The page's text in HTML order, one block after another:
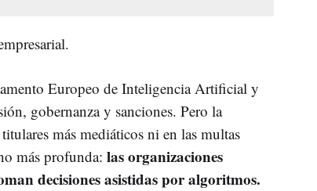
Europeo de Inteligencia Artificial y
gobernanza y sanciones. Pero la
más mediáticos ni en las multas
más profunda: las organizaciones
decisiones asistidas por algoritmos.